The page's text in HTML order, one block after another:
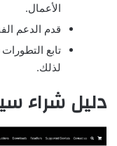
الأعمال.
قدم الدعم
لذلك.
دليل شراء